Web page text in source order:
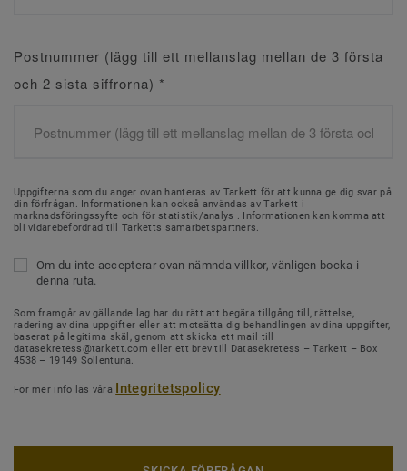
Postnummer (lägg till ett mellanslag mellan de 3 första
och 2 sista siffrorna) *
Uppgifterna som du anger ovan hanteras av Tarkett för att kunna ge dig svar på
din förfrågan. Informationen kan också användas av Tarkett i
marknadsföringssyfte och för statistik/analys . Informationen kan komma att
bli vidarebefordrad till Tarketts samarbetspartners.
Om du inte accepterar ovan nämnda villkor, vänligen bocka i
denna ruta.
Som framgår av gällande lag har du rätt att begära tillgång till, rättelse,
radering av dina uppgifter eller att motsätta dig behandlingen av dina uppgifter,
baserat på legitima skäl, genom att skicka ett mail till
datasekretess@tarkett.com eller ett brev till Datasekretess – Tarkett – Box
4538 – 19149 Sollentuna.
För mer info läs våra Integritetspolicy